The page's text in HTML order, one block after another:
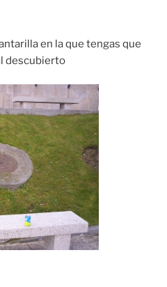
en la que tengas que
descubierto